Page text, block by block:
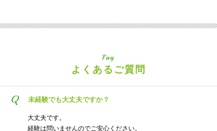
Faq
よくあるご質問
Q 未経験でも大丈夫ですか？
大丈夫です。
経験は問いませんのでご安心ください。